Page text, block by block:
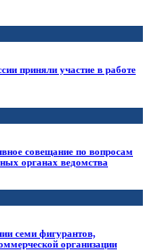
приняли участие в работе
совещание по вопросам
органах ведомства
семи фигурантов,
организации